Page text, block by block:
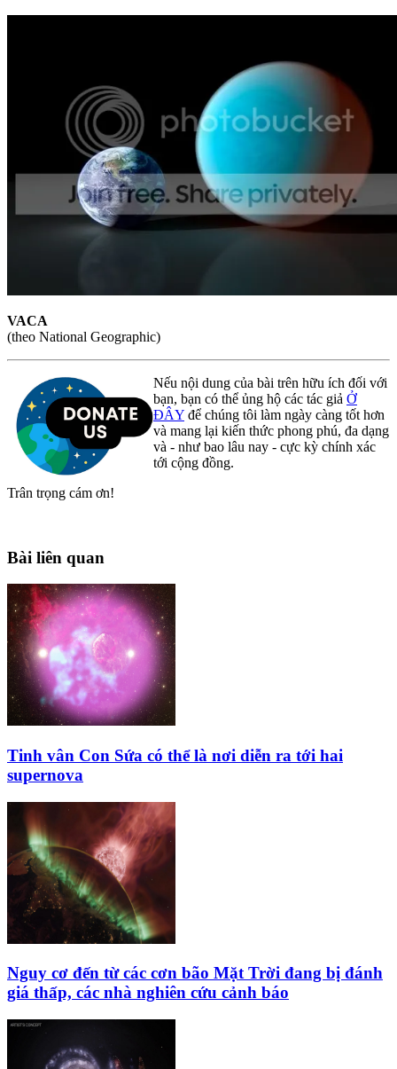
VACA
(theo National Geographic)
Nếu nội dung của bài trên hữu ích đối với
bạn, bạn có thể ủng hộ các tác giả Ở
ĐÂY để chúng tôi làm ngày càng tốt hơn
và mang lại kiến thức phong phú, đa dạng
và - như bao lâu nay - cực kỳ chính xác
tới cộng đồng.
Trân trọng cám ơn!
Bài liên quan
Tinh vân Con Sứa có thể là nơi diễn ra tới hai
supernova
Nguy cơ đến từ các cơn bão Mặt Trời đang bị đánh
giá thấp, các nhà nghiên cứu cảnh báo